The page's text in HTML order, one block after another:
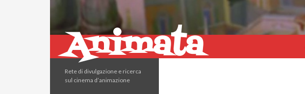
Animata
Rete di divulgazione e ricerca
sul cinema d’animazione